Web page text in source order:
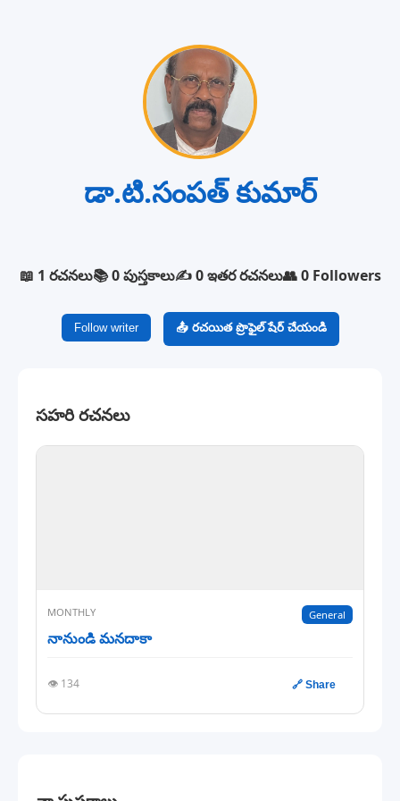
డా.టి.సంపత్ కుమార్
📖 1 రచనలు📚 0 పుస్తకాలు✍️ 0 ఇతర రచనలు👥 0 Followers
Follow writer 📤 రచయిత ప్రొఫైల్ షేర్ చేయండి
సహరి రచనలు
MONTHLY General
నానుండి మనదాకా
👁️ 134 🔗 Share